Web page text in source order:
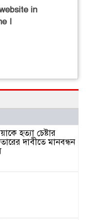
in
I
হত্যা চেষ্টার
দাবীতে মানবন্ধন